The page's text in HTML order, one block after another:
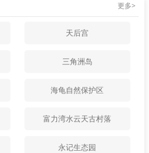
更多>
天后宫
三角洲岛
海龟自然保护区
富力湾水云天古村落
永记生态园